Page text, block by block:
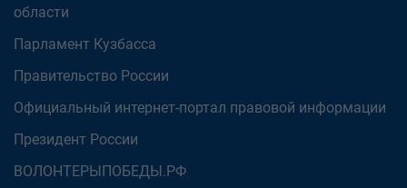
области
Парламент Кузбасса
Правительство России
Официальный интернет-портал правовой информации
Президент России
ВОЛОНТЕРЫПОБЕДЫ.РФ